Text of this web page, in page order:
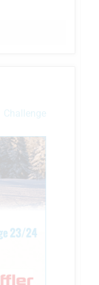
Challenge